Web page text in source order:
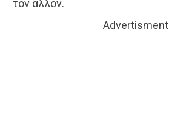
τον άλλον.
Advertisment